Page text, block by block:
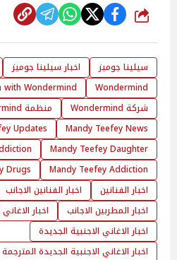
شارك
سيلينا جوميز اخبار سيلينا جوميز
Wondermind
with Wondermind
شركة Wondermind
منظمة Wondermind
Mandy Teefey News
Updates
Mandy Teefey Daughter
Mandy Teefey Addiction
Drugs
اخبار الفنانين
اخبار الفنانين الاجانب
اخبار المطربين الاجانب
اخبار
اخبار الاغاني الاجنبية الجديدة
اخبار الاغاني الاجنبية الجديدة المترجمة